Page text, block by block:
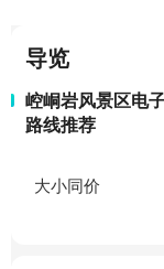
导览
崆峒岩风景区电
路线推荐
大小同价